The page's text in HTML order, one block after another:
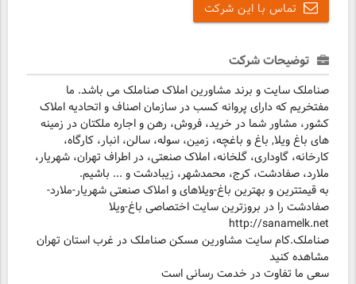
تماس با این شرکت
توضیحات شرکت
صناملک سایت و برند مشاورین املاک صناملک می باشد. ما
مفتخریم که دارای پروانه کسب در سازمان اصناف و اتحادیه املاک
کشور، مشاور شما در خرید، فروش، رهن و اجاره ملکتان در زمینه
های باغ ویلا, باغ و باغچه، زمین، سوله، سالن، انبار، کارگاه،
کارخانه، گاوداری، گلخانه، املاک صنعتی، در اطراف تهران، شهریار،
ملارد، صفادشت، کرج، محمدشهر، زیبادشت و ... باشیم.
به قیمتترین و بهترین باغ-ویلاهای و املاک صنعتی شهریار-ملارد-
صفادشت را در بروزترین سایت اختصاصی باغ-ویلا
http://sanamelk.net
صناملک.کام سایت مشاورین مسکن صناملک در غرب استان تهران
مشاهده کنید
سعی ما تفاوت در خدمت رسانی است